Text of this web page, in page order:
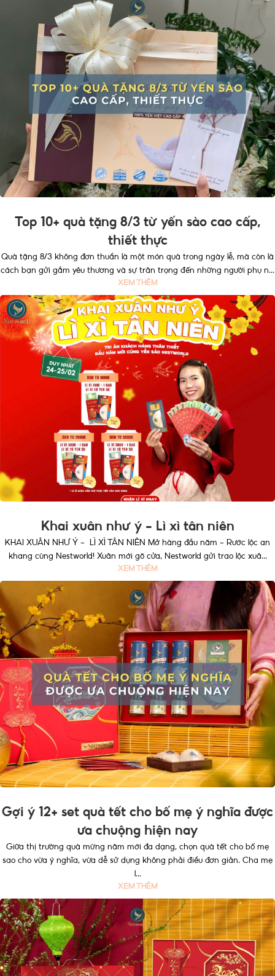
Top 10+ quà tặng 8/3 từ yến sào cao cấp,
thiết thực
Quà tặng 8/3 không đơn thuần là một món quà trong ngày lễ, mà còn là
cách bạn gửi gắm yêu thương và sự trân trọng đến những người phụ n...
XEM THÊM
Khai xuân như ý – Lì xì tân niên
KHAI XUÂN NHƯ Ý - LÌ XÌ TÂN NIÊN Mở hàng đầu năm - Rước lộc an
khang cùng Nestworld! Xuân mới gõ cửa, Nestworld gửi trao lộc xuâ...
XEM THÊM
Gợi ý 12+ set quà tết cho bố mẹ ý nghĩa được
ưa chuộng hiện nay
Giữa thị trường quà mừng năm mới đa dạng, chọn quà tết cho bố mẹ
sao cho vừa ý nghĩa, vừa dễ sử dụng không phải điều đơn giản. Cha mẹ
XEM THÊM